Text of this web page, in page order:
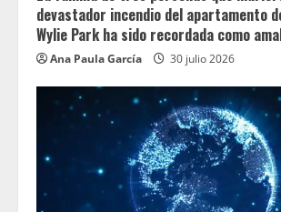
devastador incendio del apartamento
Wylie Park ha sido recordada como
Ana Paula García 30 julio 2026